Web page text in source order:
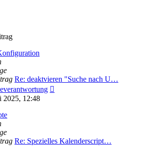
Re: deaktvieren "Suche nach U…
2025, 12:48
Re: Spezielles Kalenderscript…